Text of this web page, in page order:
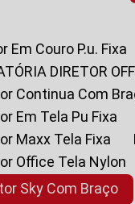
Em Couro P.u. Fixa
DIRETOR
Continua Com
Em Tela Pu Fixa
Maxx Tela Fixa
Office Tela Nylon
Sky Com Braço